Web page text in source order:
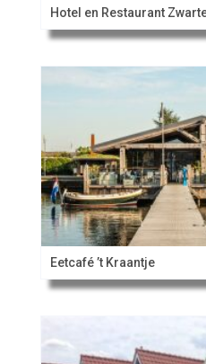
Hotel en Restaurant
Eetcafé ’t Kraantje